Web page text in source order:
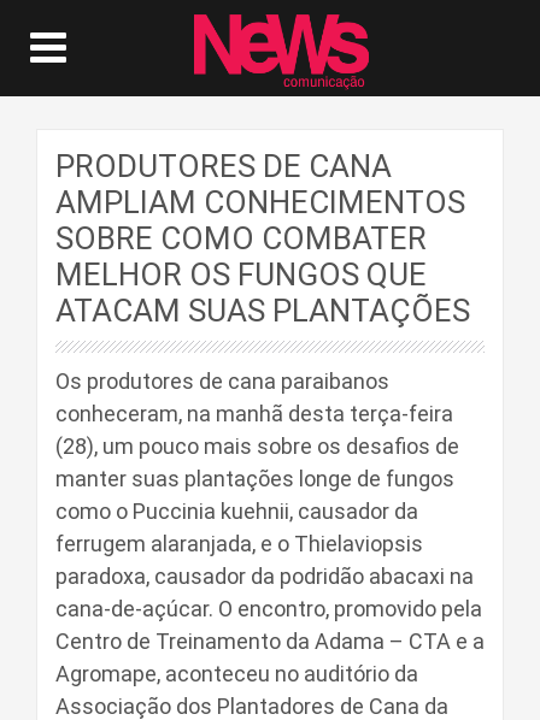
PRODUTORES DE CANA
AMPLIAM CONHECIMENTOS
SOBRE COMO COMBATER
MELHOR OS FUNGOS QUE
ATACAM SUAS PLANTAÇÕES
Os produtores de cana paraibanos
conheceram, na manhã desta terça-feira
(28), um pouco mais sobre os desafios de
manter suas plantações longe de fungos
como o Puccinia kuehnii, causador da
ferrugem alaranjada, e o Thielaviopsis
paradoxa, causador da podridão abacaxi na
cana-de-açúcar. O encontro, promovido pela
Centro de Treinamento da Adama – CTA e a
Agromape, aconteceu no auditório da
Associação dos Plantadores de Cana da